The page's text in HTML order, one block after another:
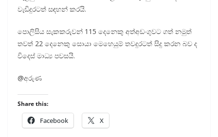
වැඩිදුරටත් සඳහන් කරයි.
පොලිසිය සැකකරුවන් 115 දෙනෙකු අත්අඩංගුවට ගත් නමුත්
තවත් 22 දෙනෙකු සොයා මෙහෙයුම් තවදුරටත් සිදු කරන බව ද
විදෙස් මාධ්‍ය පවසයි.
@අරුණ
Share this:
Facebook X